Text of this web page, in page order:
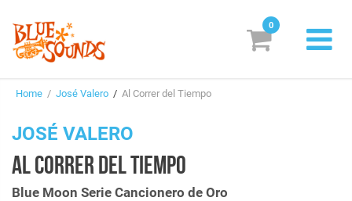
Genres & Styles
0
Home / José Valero / Al Correr del Tiempo
JOSÉ VALERO
AL CORRER DEL TIEMPO
Blue Moon Serie Cancionero de Oro